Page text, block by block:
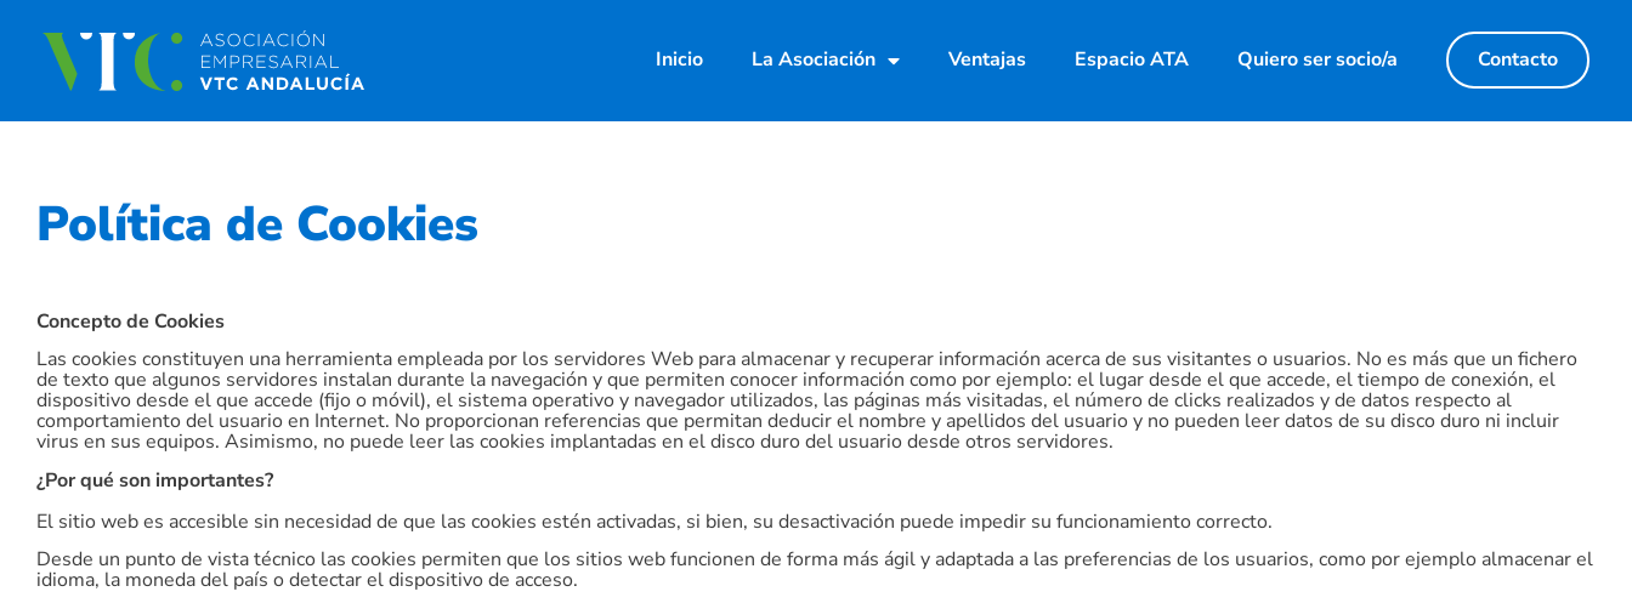
Inicio La Asociación Ventajas Espacio ATA Quiero ser socio/a Contacto
Política de Cookies
Concepto de Cookies
Las cookies constituyen una herramienta empleada por los servidores Web para almacenar y recuperar información acerca de sus visitantes o usuarios. No es más que un fichero
de texto que algunos servidores instalan durante la navegación y que permiten conocer información como por ejemplo: el lugar desde el que accede, el tiempo de conexión, el
dispositivo desde el que accede (fijo o móvil), el sistema operativo y navegador utilizados, las páginas más visitadas, el número de clicks realizados y de datos respecto al
comportamiento del usuario en Internet. No proporcionan referencias que permitan deducir el nombre y apellidos del usuario y no pueden leer datos de su disco duro ni incluir
virus en sus equipos. Asimismo, no puede leer las cookies implantadas en el disco duro del usuario desde otros servidores.
¿Por qué son importantes?
El sitio web es accesible sin necesidad de que las cookies estén activadas, si bien, su desactivación puede impedir su funcionamiento correcto.
Desde un punto de vista técnico las cookies permiten que los sitios web funcionen de forma más ágil y adaptada a las preferencias de los usuarios, como por ejemplo almacenar el
idioma, la moneda del país o detectar el dispositivo de acceso.